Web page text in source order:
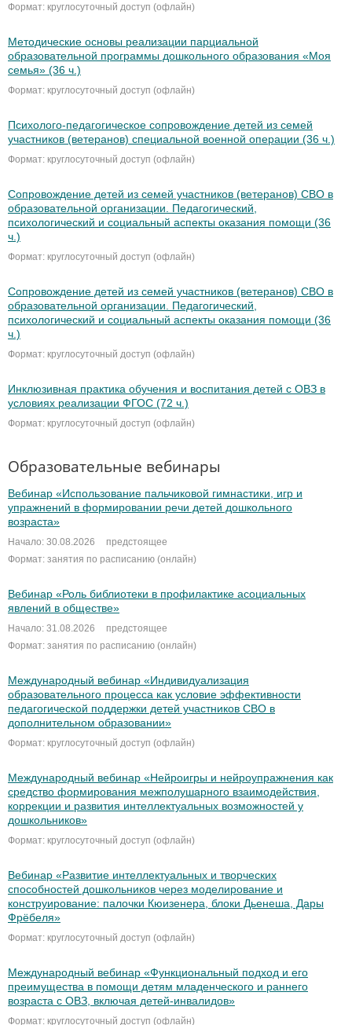
Формат: круглосуточный доступ (офлайн)
Методические основы реализации парциальной
образовательной программы дошкольного образования «Моя
семья» (36 ч.)
Формат: круглосуточный доступ (офлайн)
Психолого-педагогическое сопровождение детей из семей
участников (ветеранов) специальной военной операции (36 ч.)
Формат: круглосуточный доступ (офлайн)
Сопровождение детей из семей участников (ветеранов) СВО в
образовательной организации. Педагогический,
психологический и социальный аспекты оказания помощи (36
ч.)
Формат: круглосуточный доступ (офлайн)
Сопровождение детей из семей участников (ветеранов) СВО в
образовательной организации. Педагогический,
психологический и социальный аспекты оказания помощи (36
ч.)
Формат: круглосуточный доступ (офлайн)
Инклюзивная практика обучения и воспитания детей с ОВЗ в
условиях реализации ФГОС (72 ч.)
Формат: круглосуточный доступ (офлайн)
Образовательные вебинары
Вебинар «Использование пальчиковой гимнастики, игр и
упражнений в формировании речи детей дошкольного
возраста»
Начало: 30.08.2026
предстоящее
Формат: занятия по расписанию (онлайн)
Вебинар «Роль библиотеки в профилактике асоциальных
явлений в обществе»
Начало: 31.08.2026
предстоящее
Формат: занятия по расписанию (онлайн)
Международный вебинар «Индивидуализация
образовательного процесса как условие эффективности
педагогической поддержки детей участников СВО в
дополнительном образовании»
Формат: круглосуточный доступ (офлайн)
Международный вебинар «Нейроигры и нейроупражнения как
средство формирования межполушарного взаимодействия,
коррекции и развития интеллектуальных возможностей у
дошкольников»
Формат: круглосуточный доступ (офлайн)
Вебинар «Развитие интеллектуальных и творческих
способностей дошкольников через моделирование и
конструирование: палочки Кюизенера, блоки Дьенеша, Дары
Фрёбеля»
Формат: круглосуточный доступ (офлайн)
Международный вебинар «Функциональный подход и его
преимущества в помощи детям младенческого и раннего
возраста с ОВЗ, включая детей-инвалидов»
Формат: круглосуточный доступ (офлайн)